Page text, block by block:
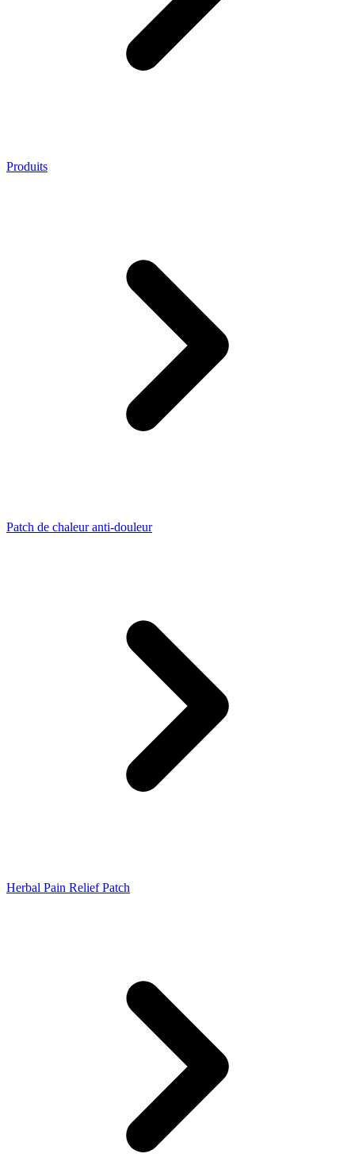
Produits
Patch de chaleur anti-douleur
Herbal Pain Relief Patch